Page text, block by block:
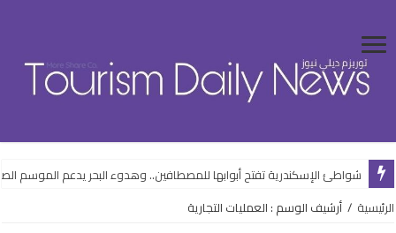
شواطئ الإسكندرية تفتح أبوابها للمصطافين.. وهدوء البحر يدعم الموسم
الرئيسية / أرشيف الوسم : العمليات التجارية